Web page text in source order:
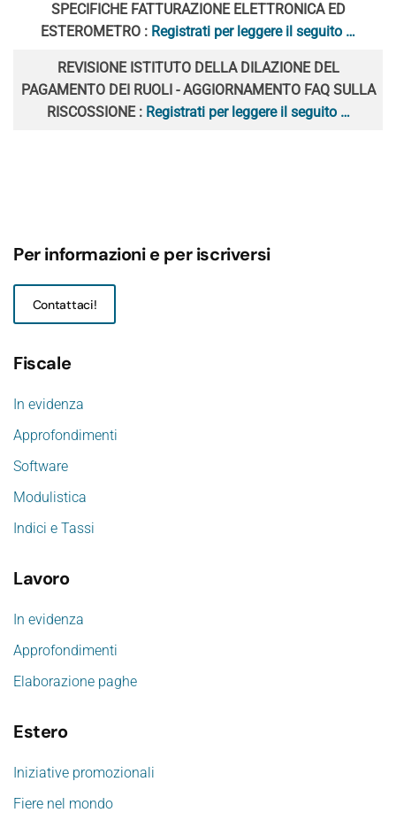
SPECIFICHE FATTURAZIONE ELETTRONICA ED
ESTEROMETRO : Registrati per leggere il seguito …
REVISIONE ISTITUTO DELLA DILAZIONE DEL
PAGAMENTO DEI RUOLI - AGGIORNAMENTO FAQ SULLA
RISCOSSIONE : Registrati per leggere il seguito …
Per informazioni e per iscriversi
Contattaci!
Fiscale
In evidenza
Approfondimenti
Software
Modulistica
Indici e Tassi
Lavoro
In evidenza
Approfondimenti
Elaborazione paghe
Estero
Iniziative promozionali
Fiere nel mondo